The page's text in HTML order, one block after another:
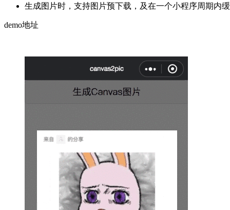
生成图片时，支持图片预下载，及在一个小程序周期内
demo地址